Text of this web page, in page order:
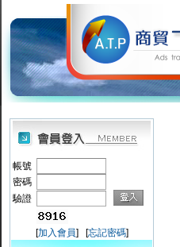
帳號
密碼
驗證
[加入會員] [忘記密碼]